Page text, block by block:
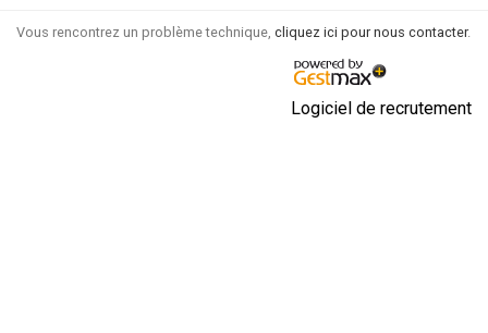
Vous rencontrez un problème technique, cliquez ici pour nous contacter.
Logiciel de recrutement